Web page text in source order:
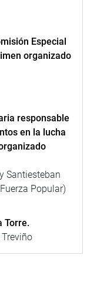
Especial
organizado
responsable
en la lucha
Santiesteban
Popular)
Torre.